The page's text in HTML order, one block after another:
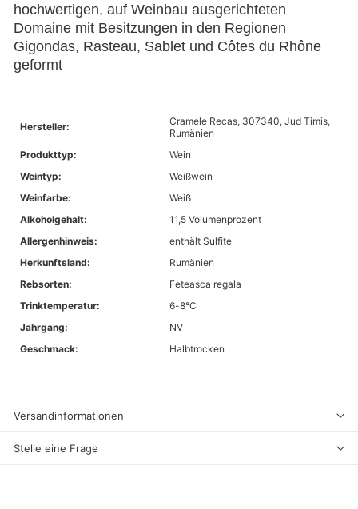
hochwertigen, auf Weinbau ausgerichteten
Domaine mit Besitzungen in den Regionen
Gigondas, Rasteau, Sablet und Côtes du Rhône
geformt
Hersteller:
Cramele Recas, 307340, Jud Timis,
Rumänien
Produkttyp:
Wein
Weintyp:
Weißwein
Weinfarbe:
Weiß
Alkoholgehalt:
11,5 Volumenprozent
Allergenhinweis:
enthält Sulfite
Herkunftsland:
Rumänien
Rebsorten:
Feteasca regala
Trinktemperatur:
6-8°C
Jahrgang:
NV
Geschmack:
Halbtrocken
Versandinformationen
Stelle eine Frage